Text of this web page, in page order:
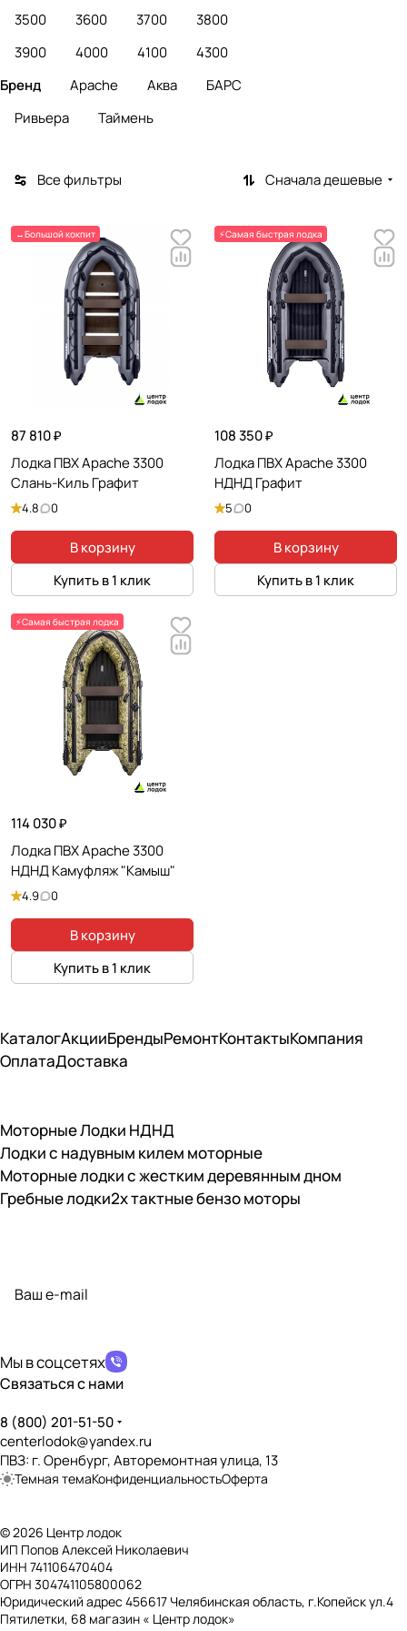
3500
3600 3700
3800
3900
4000 4100
4300
Бренд
Apache Аква
БАРС
Ривьера
Таймень
Все фильтры Сначала дешевые
↔️Большой кокпит
87 810 ₽
Лодка ПВХ Apache 3300
Слань-Киль Графит
4.8 0
В корзину
Купить в 1 клик
⚡Самая быстрая лодка
108 350 ₽
Лодка ПВХ Apache 3300
НДНД Графит
5 0
В корзину
Купить в 1 клик
⚡Самая быстрая лодка
114 030 ₽
Лодка ПВХ Apache 3300
НДНД Камуфляж "Камыш"
4.9 0
В корзину
Купить в 1 клик
КаталогАкцииБрендыРемонтКонтактыКомпания
ОплатаДоставка
Моторные Лодки НДНД
Лодки с надувным килем моторные
Моторные лодки с жестким деревянным дном
Гребные лодки2х тактные бензо моторы
Мы в соцсетях
Связаться с нами
8 (800) 201-51-50
centerlodok@yandex.ru
ПВЗ: г. Оренбург, Авторемонтная улица, 13
Темная темаКонфиденциальностьОферта
© 2026 Центр лодок
ИП Попов Алексей Николаевич
ИНН 741106470404
ОГРН 304741105800062
Юридический адрес 456617 Челябинская область, г.Копейск ул.4
Пятилетки, 68 магазин « Центр лодок»